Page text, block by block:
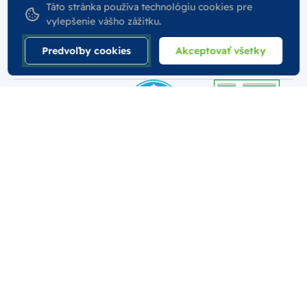
Podmienky
Pre firmy
Táto stránka používa technológiu cookies pre
vylepšenie vášho zážitku.
Predvoľby cookies Akceptovať všetky